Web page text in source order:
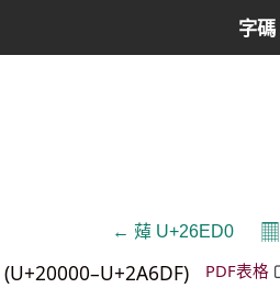
字碼
← 𦻐 U+26ED0 𝄜
(U+20000–U+2A6DF) PDF表格